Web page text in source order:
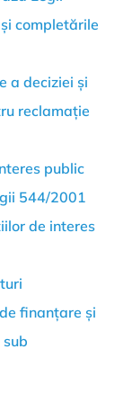
completările
a deciziei și
reclamație
public
544/2001
de interes
finanțare și